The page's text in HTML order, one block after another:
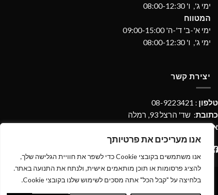
אנו מעריכים את פרטיותך
אנו משתמשים בקובצי Cookie כדי לשפר את חוויית הגלישה שלך,
להציג פרסומות או תוכן מותאמים אישית, ולנתח את התנועה באתר.
בלחיצה על "קבל הכל" אתה מסכים לשימוש שלנו בקובצי Cookie.
ימי ג', ו' 08:00-12:30
המטווח
ימי א'-ב' ד'-ה' 09:00-15:00
ימי ג', ו' 08:00-12:30
יצירת קשר
טלפון : 08-9223421
כתובת: שד' הרצל 93, רמלה
אימייל